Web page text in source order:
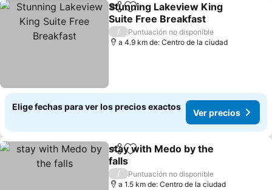
CompartirAgregar a favoritos
Stunning Lakeview King
Suite Free Breakfast
Ver precios
/
Puntuación no disponible
a 4.9 km de: Centro de la ciudad
Elige fechas para ver los precios exactos
Ver precios
CompartirAgregar a favoritos
stay with Medo by the
falls
Ver precios
/
Puntuación no disponible
a 1.5 km de: Centro de la ciudad